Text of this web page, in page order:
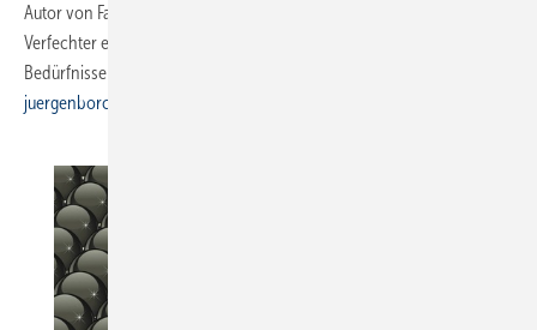
Autor von Fachbeiträgen zum Thema Marketing. Er ist konsequenter
Verfechter eines vereinfachten Marketings mit Blick auf die
Bedürfnisse von Handwerksbetrieben. E-Mail:
juergenborchardt@gmx.de